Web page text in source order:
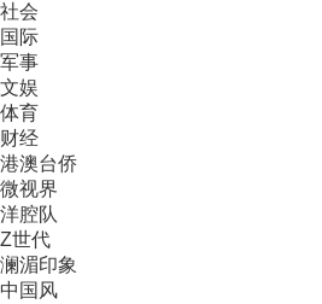
社会
国际
军事
文娱
体育
财经
港澳台侨
微视界
洋腔队
Z世代
澜湄印象
中国风